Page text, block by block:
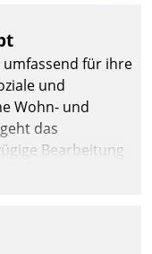
umfassend für ihre
und
Wohn- und
das
Bearbeitung
das
eigenen Kanal